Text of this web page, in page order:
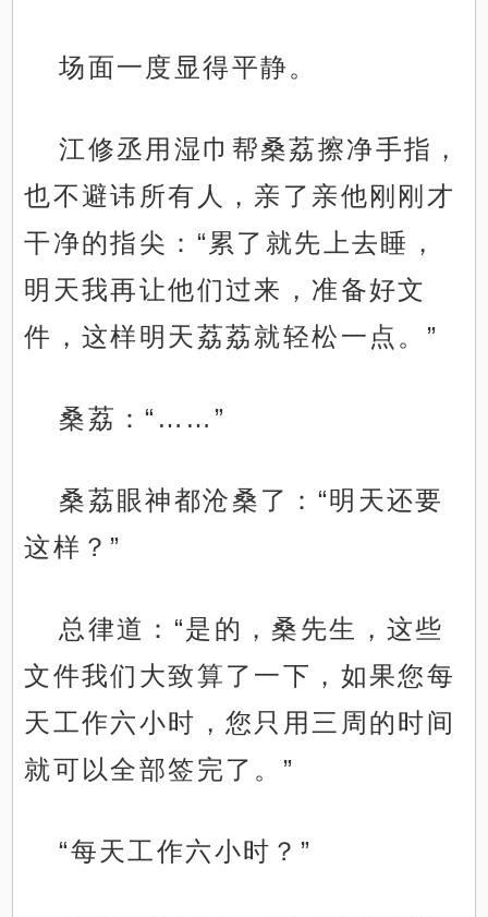
场面一度显得平静。
江修丞用湿巾帮桑荔擦净手指，
也不避讳所有人，亲了亲他刚刚才
干净的指尖：“累了就先上去睡，
明天我再让他们过来，准备好文
件，这样明天荔荔就轻松一点。”
桑荔：“……”
桑荔眼神都沧桑了：“明天还要
这样？”
总律道：“是的，桑先生，这些
文件我们大致算了一下，如果您每
天工作六小时，您只用三周的时间
就可以全部签完了。”
“每天工作六小时？”